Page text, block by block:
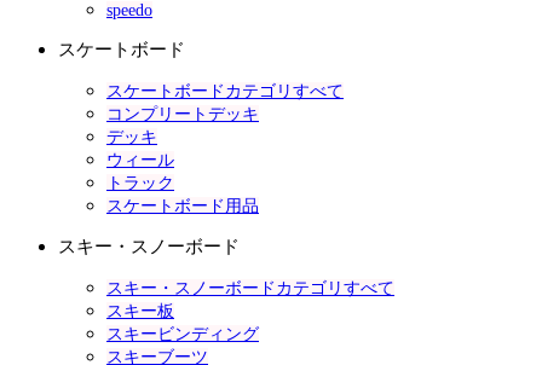
speedo
スケートボード
スケートボードカテゴリすべて
コンプリートデッキ
デッキ
ウィール
トラック
スケートボード用品
スキー・スノーボード
スキー・スノーボードカテゴリすべて
スキー板
スキービンディング
スキーブーツ